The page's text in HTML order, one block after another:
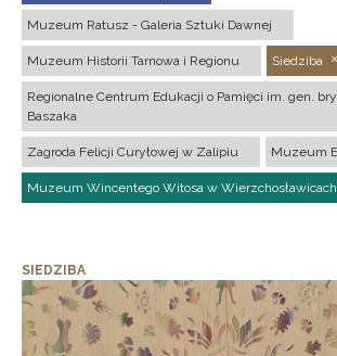
Muzeum Ratusz - Galeria Sztuki Dawnej
Muzeum Historii Tarnowa i Regionu Siedziba
Regionalne Centrum Edukacji o Pamięci im. gen.
Baszaka
Zagroda Felicji Curyłowej w Zalipiu Muzeum
Muzeum Wincentego Witosa w Wierzchosławicach
SIEDZIBA